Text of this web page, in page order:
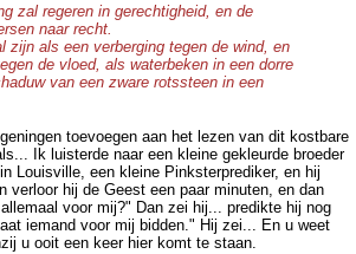
zal regeren in gerechtigheid, en de
naar recht.
zijn als een verberging tegen de wind, en
de vloed, als waterbeken in een dorre
van een zware rotssteen in een
toevoegen aan het lezen van dit kostbare
Ik luisterde naar een kleine gekleurde broeder
Louisville, een kleine Pinksterprediker, en hij
verloor hij de Geest een paar minuten, en dan
voor mij?" Dan zei hij... predikte hij nog
iemand voor mij bidden." Hij zei... En u weet
u ooit een keer hier komt te staan.